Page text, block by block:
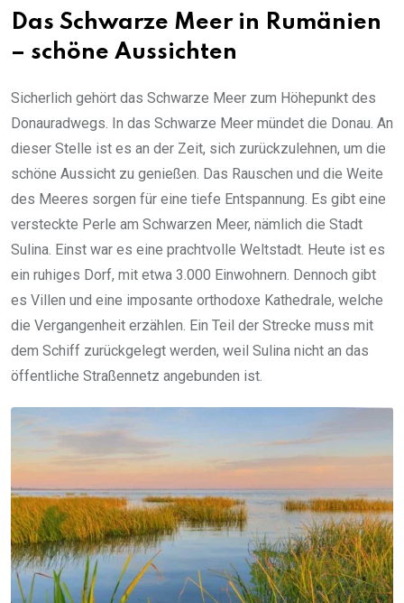
Das Schwarze Meer in Rumänien
– schöne Aussichten
Sicherlich gehört das Schwarze Meer zum Höhepunkt des
Donauradwegs. In das Schwarze Meer mündet die Donau. An
dieser Stelle ist es an der Zeit, sich zurückzulehnen, um die
schöne Aussicht zu genießen. Das Rauschen und die Weite
des Meeres sorgen für eine tiefe Entspannung. Es gibt eine
versteckte Perle am Schwarzen Meer, nämlich die Stadt
Sulina. Einst war es eine prachtvolle Weltstadt. Heute ist es
ein ruhiges Dorf, mit etwa 3.000 Einwohnern. Dennoch gibt
es Villen und eine imposante orthodoxe Kathedrale, welche
die Vergangenheit erzählen. Ein Teil der Strecke muss mit
dem Schiff zurückgelegt werden, weil Sulina nicht an das
öffentliche Straßennetz angebunden ist.